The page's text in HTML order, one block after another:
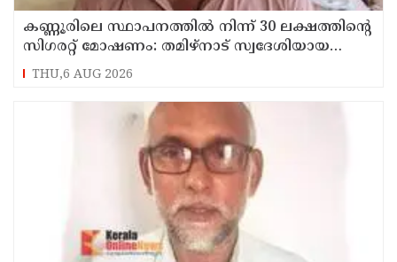
കണ്ണൂരിലെ സ്ഥാപനത്തിൽ നിന്ന് 30 ലക്ഷത്തിന്റെ
സിഗരറ്റ് മോഷണം: തമിഴ്‌നാട് സ്വദേശിയായ
സെയിൽസ്മാൻ തെങ്കാശിയിൽ പിടിയിൽ
THU,6 AUG 2026